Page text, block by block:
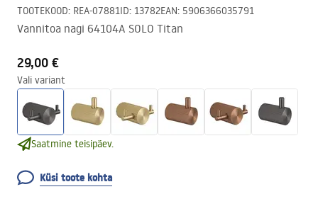
TOOTEKOOD: REA-07881ID: 13782EAN: 5906366035791
Vannitoa nagi 64104A SOLO Titan
29,00 €
Vali variant
Saatmine teisipäev.
Küsi toote kohta